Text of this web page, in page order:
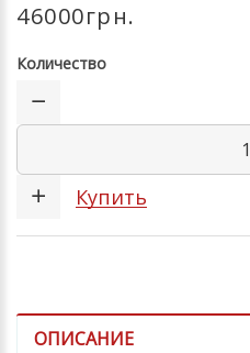
46000грн.
Количество
Купить
ОПИСАНИЕ